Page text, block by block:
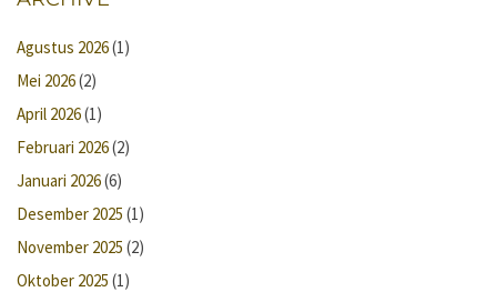
Agustus 2026(1)
Mei 2026(2)
April 2026(1)
Februari 2026(2)
Januari 2026(6)
Desember 2025 (1)
November 2025 (2)
Oktober 2025 (1)